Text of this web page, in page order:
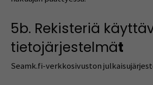
5b. Rekisteriä
tietojärjestelmät
Seamk.fi-verkkosivuston